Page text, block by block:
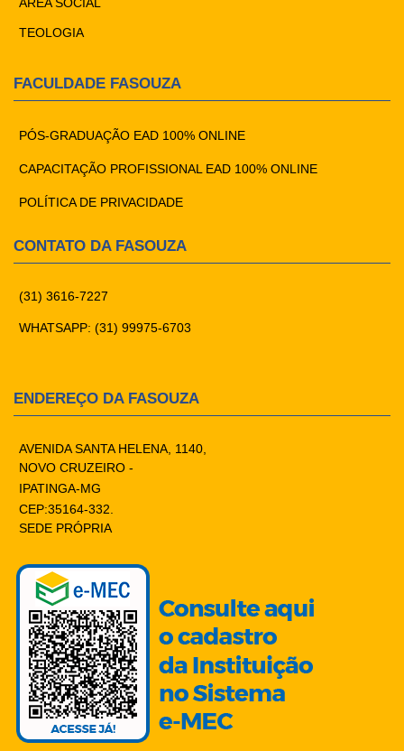
ÁREA SOCIAL
TEOLOGIA
FACULDADE FASOUZA
PÓS-GRADUAÇÃO EAD 100% ONLINE
CAPACITAÇÃO PROFISSIONAL EAD 100% ONLINE
POLÍTICA DE PRIVACIDADE
CONTATO DA FASOUZA
(31) 3616-7227
WHATSAPP: (31) 99975-6703
ENDEREÇO DA FASOUZA
AVENIDA SANTA HELENA, 1140,
NOVO CRUZEIRO -
IPATINGA-MG
CEP:35164-332.
SEDE PRÓPRIA